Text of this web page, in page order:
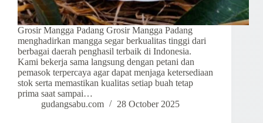
Grosir Mangga Padang Grosir Mangga Padang
menghadirkan mangga segar berkualitas tinggi dari
berbagai daerah penghasil terbaik di Indonesia.
Kami bekerja sama langsung dengan petani dan
pemasok terpercaya agar dapat menjaga ketersediaan
stok serta memastikan kualitas setiap buah tetap
prima saat sampai…
gudangsabu.com
28 October 2025